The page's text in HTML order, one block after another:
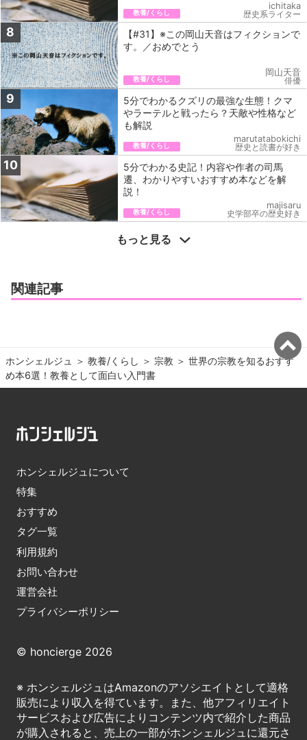
教養/くらし
ichitaka
歴史系ライター
8
【#31】※この岡山天音はフィクションで
す。／おめでとう
教養/くらし
岡山天音
俳優
9
5分でわかるクズリの最強な生態！クマ
やラーテルと戦ったら？天敵や性格など
も解説
教養/くらし
marutatabokichi
歴史と読書が好き
10
5分でわかる史記！内容や作者の司馬
遷、わかりやすいおすすめ本などを解
説！
教養/くらし
majisaru
史学部卒の歴史好き
もっと見る
関連記事
ホンシェルジュ ＞ 教養/くらし ＞ 宗教 ＞ 世界の宗教を知るおすす
め本6選！教養として面白い入門書
ホンシェルジュについて
特集
おすすめ
タグ一覧
利用規約
お問い合わせ
運営会社
プライバシーポリシー
© honcierge 2026
※ ホンシェルジュはAmazonのアソシエイトとして適格
販売により収入を得ています。また、他アフィリエイト
サービスおよび広告によりコンテンツ内で紹介した商品
が購入されると、売上の一部がホンシェルジュに還元さ